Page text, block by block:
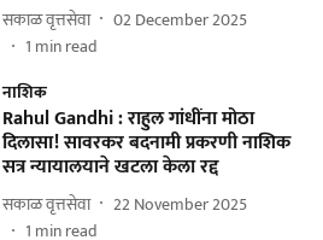
सकाळ वृत्तसेवा
02 December 2025
1 min read
नाशिक
Rahul Gandhi : राहुल गांधींना मोठा
दिलासा! सावरकर बदनामी प्रकरणी नाशिक
सत्र न्यायालयाने खटला केला रद्द
सकाळ वृत्तसेवा
22 November 2025
1 min read